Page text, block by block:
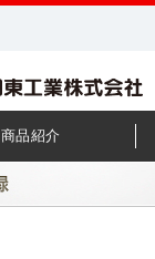
商品紹介